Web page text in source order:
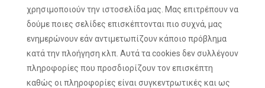
χρησιμοποιούν την ιστοσελίδα μας. Μας επιτρέπουν να
δούμε ποιες σελίδες επισκέπτονται πιο συχνά, μας
ενημερώνουν εάν αντιμετωπίζουν κάποιο πρόβλημα
κατά την πλοήγηση κλπ. Αυτά τα cookies δεν συλλέγουν
πληροφορίες που προσδιορίζουν τον επισκέπτη
καθώς οι πληροφορίες είναι συγκεντρωτικές και ως